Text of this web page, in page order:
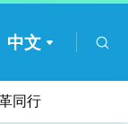
中文
同行